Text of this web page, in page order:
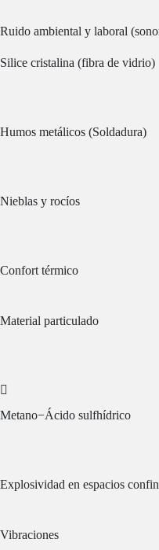
Ruido ambiental y laboral
Silice cristalina (fibra de vidrio)
Humos metálicos (Soldadura)
Nieblas y rocíos
Confort térmico
Material particulado
Metano−Ácido sulfhídrico
Explosividad en espacios
Vibraciones